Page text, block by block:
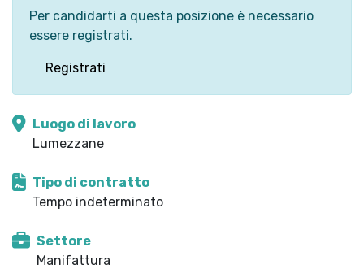
Per candidarti a questa posizione è necessario
essere registrati.
Registrati
Luogo di lavoro
Lumezzane
Tipo di contratto
Tempo indeterminato
Settore
Manifattura